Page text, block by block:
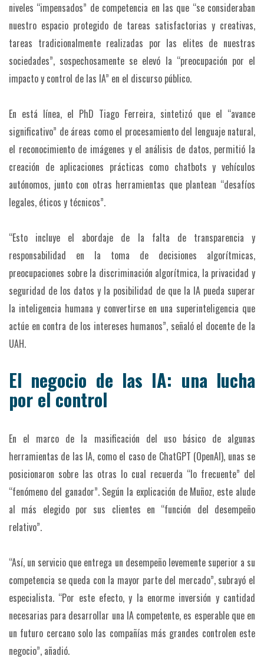
niveles “impensados” de competencia en las que “se consideraban
nuestro espacio protegido de tareas satisfactorias y creativas,
tareas tradicionalmente realizadas por las elites de nuestras
sociedades”, sospechosamente se elevó la “preocupación por el
impacto y control de las IA” en el discurso público.
En está línea, el PhD Tiago Ferreira, sintetizó que el “avance
significativo” de áreas como el procesamiento del lenguaje natural,
el reconocimiento de imágenes y el análisis de datos, permitió la
creación de aplicaciones prácticas como chatbots y vehículos
autónomos, junto con otras herramientas que plantean “desafíos
legales, éticos y técnicos”.
“Esto incluye el abordaje de la falta de transparencia y
responsabilidad en la toma de decisiones algorítmicas,
preocupaciones sobre la discriminación algorítmica, la privacidad y
seguridad de los datos y la posibilidad de que la IA pueda superar
la inteligencia humana y convertirse en una superinteligencia que
actúe en contra de los intereses humanos”, señaló el docente de la
UAH.
El negocio de las IA: una lucha
por el control
En el marco de la masificación del uso básico de algunas
herramientas de las IA, como el caso de ChatGPT (OpenAI), unas se
posicionaron sobre las otras lo cual recuerda “lo frecuente” del
“fenómeno del ganador”. Según la explicación de Muñoz, este alude
al más elegido por sus clientes en “función del desempeño
relativo”.
“Así, un servicio que entrega un desempeño levemente superior a su
competencia se queda con la mayor parte del mercado”, subrayó el
especialista. “Por este efecto, y la enorme inversión y cantidad
necesarias para desarrollar una IA competente, es esperable que en
un futuro cercano solo las compañías más grandes controlen este
negocio”, añadió.